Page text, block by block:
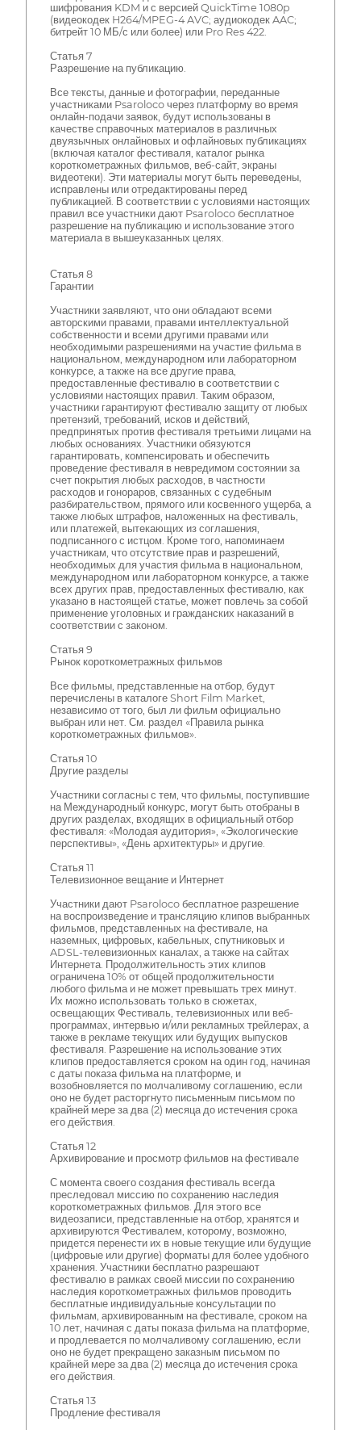
шифрования KDM и с версией QuickTime 1080p
(видеокодек H264/MPEG-4 AVC; аудиокодек AAC;
битрейт 10 МБ/с или более) или Pro Res 422.
Статья 7
Разрешение на публикацию.
Все тексты, данные и фотографии, переданные
участниками Psaroloco через платформу во время
онлайн-подачи заявок, будут использованы в
качестве справочных материалов в различных
двуязычных онлайновых и офлайновых публикациях
(включая каталог фестиваля, каталог рынка
короткометражных фильмов, веб-сайт, экраны
видеотеки). Эти материалы могут быть переведены,
исправлены или отредактированы перед
публикацией. В соответствии с условиями настоящих
правил все участники дают Psaroloco бесплатное
разрешение на публикацию и использование этого
материала в вышеуказанных целях.
Статья 8
Гарантии
Участники заявляют, что они обладают всеми
авторскими правами, правами интеллектуальной
собственности и всеми другими правами или
необходимыми разрешениями на участие фильма в
национальном, международном или лабораторном
конкурсе, а также на все другие права,
предоставленные фестивалю в соответствии с
условиями настоящих правил. Таким образом,
участники гарантируют фестивалю защиту от любых
претензий, требований, исков и действий,
предпринятых против фестиваля третьими лицами на
любых основаниях. Участники обязуются
гарантировать, компенсировать и обеспечить
проведение фестиваля в невредимом состоянии за
счет покрытия любых расходов, в частности
расходов и гонораров, связанных с судебным
разбирательством, прямого или косвенного ущерба, а
также любых штрафов, наложенных на фестиваль,
или платежей, вытекающих из соглашения,
подписанного с истцом. Кроме того, напоминаем
участникам, что отсутствие прав и разрешений,
необходимых для участия фильма в национальном,
международном или лабораторном конкурсе, а также
всех других прав, предоставленных фестивалю, как
указано в настоящей статье, может повлечь за собой
применение уголовных и гражданских наказаний в
соответствии с законом.
Статья 9
Рынок короткометражных фильмов
Все фильмы, представленные на отбор, будут
перечислены в каталоге Short Film Market,
независимо от того, был ли фильм официально
выбран или нет. См. раздел «Правила рынка
короткометражных фильмов».
Статья 10
Другие разделы
Участники согласны с тем, что фильмы, поступившие
на Международный конкурс, могут быть отобраны в
других разделах, входящих в официальный отбор
фестиваля: «Молодая аудитория», «Экологические
перспективы», «День архитектуры» и другие.
Статья 11
Телевизионное вещание и Интернет
Участники дают Psaroloco бесплатное разрешение
на воспроизведение и трансляцию клипов выбранных
фильмов, представленных на фестивале, на
наземных, цифровых, кабельных, спутниковых и
ADSL-телевизионных каналах, а также на сайтах
Интернета. Продолжительность этих клипов
ограничена 10% от общей продолжительности
любого фильма и не может превышать трех минут.
Их можно использовать только в сюжетах,
освещающих Фестиваль, телевизионных или веб-
программах, интервью и/или рекламных трейлерах, а
также в рекламе текущих или будущих выпусков
фестиваля. Разрешение на использование этих
клипов предоставляется сроком на один год, начиная
с даты показа фильма на платформе, и
возобновляется по молчаливому соглашению, если
оно не будет расторгнуто письменным письмом по
крайней мере за два (2) месяца до истечения срока
его действия.
Статья 12
Архивирование и просмотр фильмов на фестивале
С момента своего создания фестиваль всегда
преследовал миссию по сохранению наследия
короткометражных фильмов. Для этого все
видеозаписи, представленные на отбор, хранятся и
архивируются Фестивалем, которому, возможно,
придется перенести их в новые текущие или будущие
(цифровые или другие) форматы для более удобного
хранения. Участники бесплатно разрешают
фестивалю в рамках своей миссии по сохранению
наследия короткометражных фильмов проводить
бесплатные индивидуальные консультации по
фильмам, архивированным на фестивале, сроком на
10 лет, начиная с даты показа фильма на платформе,
и продлевается по молчаливому соглашению, если
оно не будет прекращено заказным письмом по
крайней мере за два (2) месяца до истечения срока
его действия.
Статья 13
Продление фестиваля